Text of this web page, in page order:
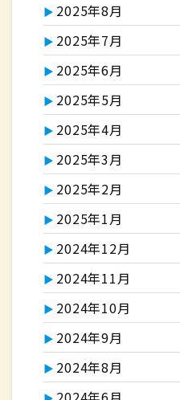
2025年8月
2025年7月
2025年6月
2025年5月
2025年4月
2025年3月
2025年2月
2025年1月
2024年12月
2024年11月
2024年10月
2024年9月
2024年8月